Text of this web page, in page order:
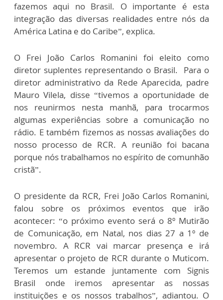
fazemos aqui no Brasil. O importante é esta
integração das diversas realidades entre nós da
América Latina e do Caribe”, explica.
O Frei João Carlos Romanini foi eleito como
diretor suplentes representando o Brasil. Para o
diretor administrativo da Rede Aparecida, padre
Mauro Vilela, disse “tivemos a oportunidade de
nos reunirmos nesta manhã, para trocarmos
algumas experiências sobre a comunicação no
rádio. E também fizemos as nossas avaliações do
nosso processo de RCR. A reunião foi bacana
porque nós trabalhamos no espírito de comunhão
cristã”.
O presidente da RCR, Frei João Carlos Romanini,
falou sobre os próximos eventos que irão
acontecer: “o próximo evento será o 8º Mutirão
de Comunicação, em Natal, nos dias 27 a 1º de
novembro. A RCR vai marcar presença e irá
apresentar o projeto de RCR durante o Muticom.
Teremos um estande juntamente com Signis
Brasil onde iremos apresentar as nossas
instituições e os nossos trabalhos”, adiantou. O